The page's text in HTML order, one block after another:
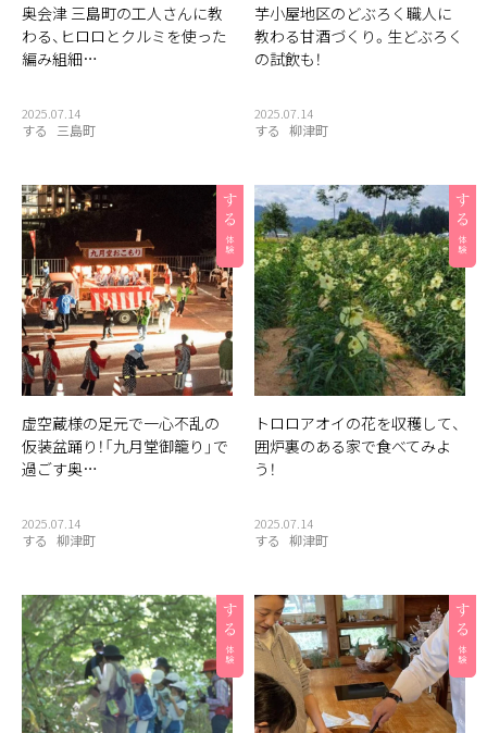
奥会津 三島町の工人さんに教
わる、ヒロロとクルミを使った
編み組細…
2025.07.14
する 三島町
芋小屋地区のどぶろく職人に
教わる甘酒づくり。生どぶろく
の試飲も！
2025.07.14
する 柳津町
虚空蔵様の足元で一心不乱の
仮装盆踊り！「九月堂御籠り」で
過ごす奥…
2025.07.14
する 柳津町
トロロアオイの花を収穫して、
囲炉裏のある家で食べてみよ
う！
2025.07.14
する 柳津町